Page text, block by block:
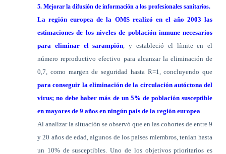
5. Mejorar la difusión de información a los profesionales sanitarios.
La región europea de la OMS realizó en el año 2003 las
estimaciones de los niveles de población inmune necesarios
para eliminar el sarampión, y estableció el límite en el
número reproductivo efectivo para alcanzar la eliminación de
0,7, como margen de seguridad hasta R=1, concluyendo que
para conseguir la eliminación de la circulación autóctona del
virus; no debe haber más de un 5% de población susceptible
en mayores de 9 años en ningún país de la región europea.
Al analizar la situación se observó que en las cohortes de entre 9
y 20 años de edad, algunos de los países miembros, tenían hasta
un 10% de susceptibles. Uno de los objetivos prioritarios es